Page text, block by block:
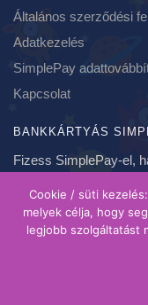
Általános szerződési
Adatkezelés
SimplePay
Kapcsolat
BANKKÁRTYÁS
Fizess SimplePay-el,
Copyright 2020-
| A feltüntetett
más
Cookie / süti
melyek célja, hogy
legjobb szolgáltatást